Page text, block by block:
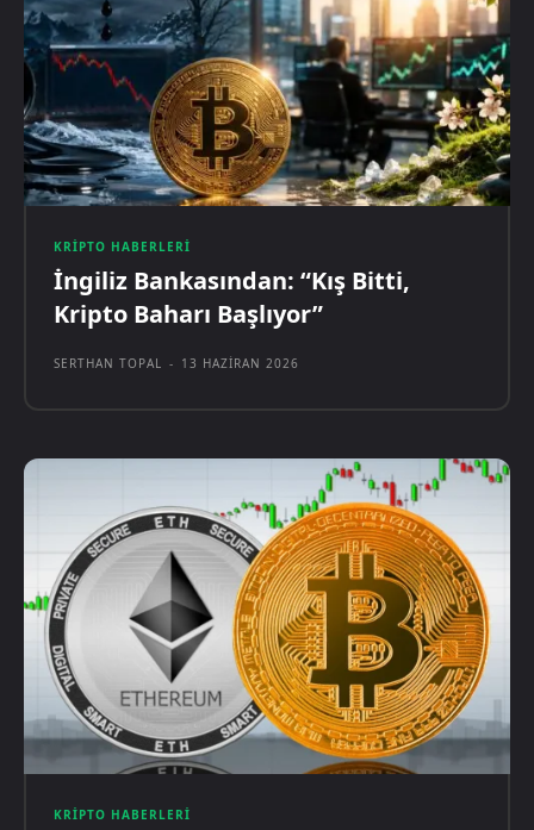
KRIPTO HABERLERI
İngiliz Bankasından: “Kış Bitti,
Kripto Baharı Başlıyor”
SERTHAN TOPAL - 13 HAZIRAN 2026
KRIPTO HABERLERI